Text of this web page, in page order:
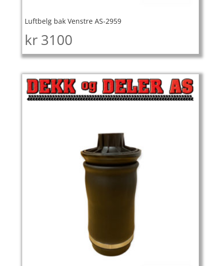
Luftbelg bak Venstre AS-2959
kr 3100